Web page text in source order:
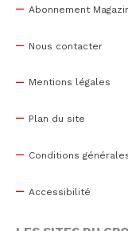
Abonnement
Nous contacter
Mentions légales
Plan du site
Conditions
Accessibilité